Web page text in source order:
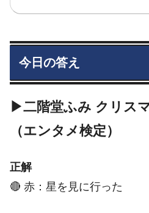
今日の答え
▶二階堂ふみ クリス
（エンタメ検定）
正解
🔴 赤：星を見に行った